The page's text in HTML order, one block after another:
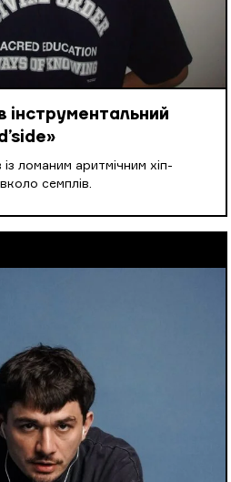
інструментальний
ломаним аритмічним хіп-
семплів.